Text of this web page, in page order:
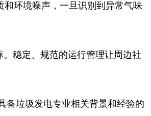
环境噪声，一旦识别到异常气味
稳定、规范的运行管理让周边社
备垃圾发电专业相关背景和经验的